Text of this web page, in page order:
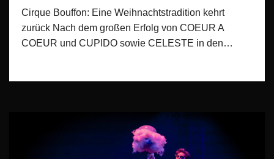
Cirque Bouffon: Eine Weihnachtstradition kehrt
zurück Nach dem großen Erfolg von COEUR A
COEUR und CUPIDO sowie CELESTE in den…